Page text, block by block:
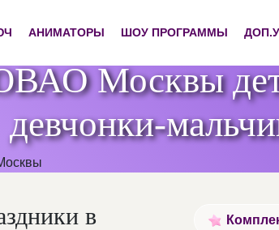
АНИМАТОРЫ ШОУ ПРОГРАММЫ
Москвы
девчонки-
в